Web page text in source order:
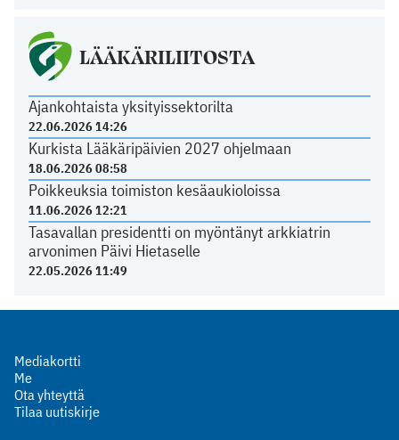
LÄÄKÄRILIITOSTA
Ajankohtaista yksityissektorilta
22.06.2026 14:26
Kurkista Lääkäripäivien 2027 ohjelmaan
18.06.2026 08:58
Poikkeuksia toimiston kesäaukioloissa
11.06.2026 12:21
Tasavallan presidentti on myöntänyt arkkiatrin
arvonimen Päivi Hietaselle
22.05.2026 11:49
Mediakortti
Me
Ota yhteyttä
Tilaa uutiskirje